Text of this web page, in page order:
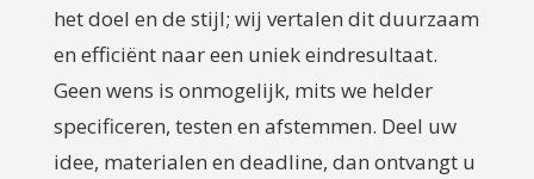
het doel en de stijl; wij vertalen dit duurzaam
en efficiënt naar een uniek eindresultaat.
Geen wens is onmogelijk, mits we helder
specificeren, testen en afstemmen. Deel uw
idee, materialen en deadline, dan ontvangt u